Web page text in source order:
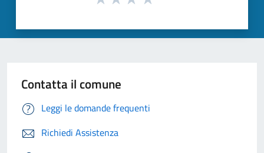
Contatta il comune
Leggi le domande frequenti
Richiedi Assistenza